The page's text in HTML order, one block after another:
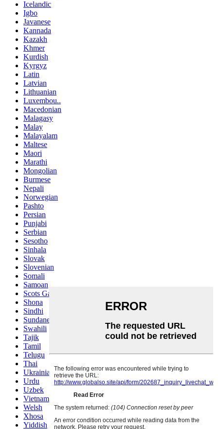
Icelandic
Igbo
Javanese
Kannada
Kazakh
Khmer
Kurdish
Kyrgyz
Latin
Latvian
Lithuanian
Luxembou..
Macedonian
Malagasy
Malay
Malayalam
Maltese
Maori
Marathi
Mongolian
Burmese
Nepali
Norwegian
Pashto
Persian
Punjabi
Serbian
Sesotho
Sinhala
Slovak
Slovenian
Somali
Samoan
Scots Gaelic
Shona
Sindhi
Sundanese
Swahili
Tajik
Tamil
Telugu
Thai
Ukrainian
Urdu
Uzbek
Vietnamese
Welsh
Xhosa
Yiddish